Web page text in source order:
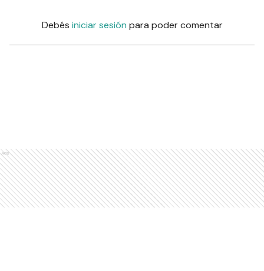
Debés iniciar sesión para poder comentar
Ads